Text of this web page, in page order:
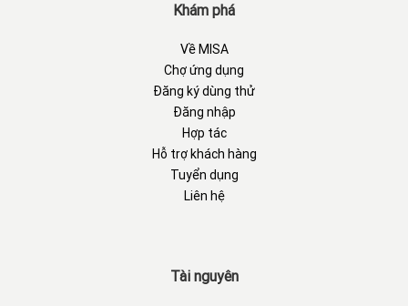
Khám phá
Về MISA
Chợ ứng dụng
Đăng ký dùng thử
Đăng nhập
Hợp tác
Hỗ trợ khách hàng
Tuyển dụng
Liên hệ
Tài nguyên